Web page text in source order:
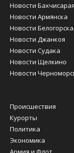
Новости Бахчисарая
Новости Армянска
Новости Белогорска
Новости Джанкоя
Новости Судака
Новости Щелкино
Новости
Происшествия
Курорты
Политика
Экономика